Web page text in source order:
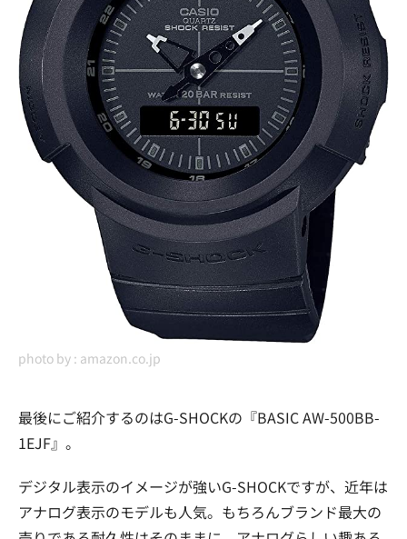
photo by : amazon.co.jp
最後にご紹介するのはG-SHOCKの『BASIC AW-500BB-
1EJF』。
デジタル表示のイメージが強いG-SHOCKですが、近年は
アナログ表示のモデルも人気。もちろんブランド最大の